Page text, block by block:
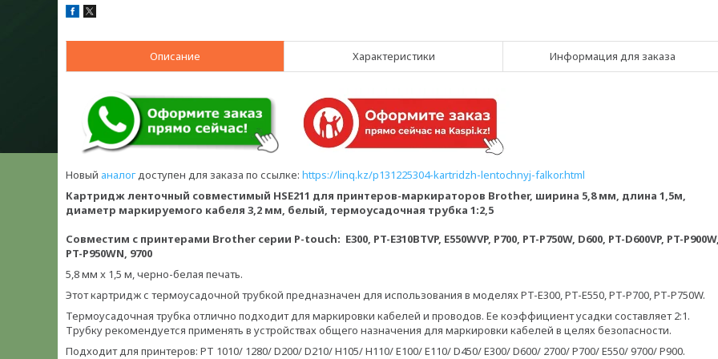
Описание Характеристики Информация для заказа
Новый аналогдоступен для заказа по ссылке: https://linq.kz/p131225304-kartridzh-lentochnyj-falkor.html
Картридж ленточный совместимый HSE211 для принтеров-маркираторов Brother, ширина 5,8 мм, длина 1,5м,
диаметр маркируемого кабеля 3,2 мм, белый, термоусадочная трубка 1:2,5
Совместим с принтерами Brother серии P-touch: E300, PT-E310BTVP, E550WVP, P700, PT-P750W, D600, PT-D600VP, PT-
PT-P950WN, 9700
5,8 мм x 1,5 м, черно-белая печать.
Этот картридж с термоусадочной трубкой предназначен для использования в моделях PT-E300, PT-E550, PT-P700, PT-P750W.
Термоусадочная трубка отлично подходит для маркировки кабелей и проводов. Ее коэффициент усадки составляет 2:1.
Трубку рекомендуется применять в устройствах общего назначения для маркировки кабелей в целях безопасности.
Подходит для принтеров: PT 1010/ 1280/ D200/ D210/ H105/ H110/ E100/ E110/ D450/ E300/ D600/ 2700/ P700/ E550/ 9700/ P900.